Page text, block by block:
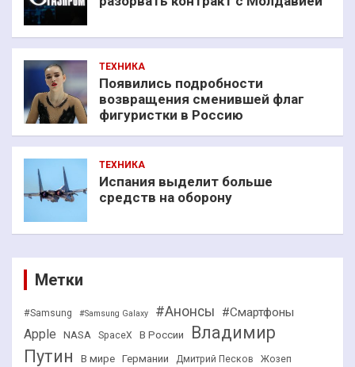
ТЕХНИКА
Появились подробности
возвращения сменившей флаг
фигуристки в Россию
ТЕХНИКА
Испания выделит больше
средств на оборону
Метки
#Samsung #Samsung Galaxy #Анонсы #Смартфоны
Apple NASA SpaceX В России
Владимир
Путин
В мире Германии Дмитрий Песков
Жозеп